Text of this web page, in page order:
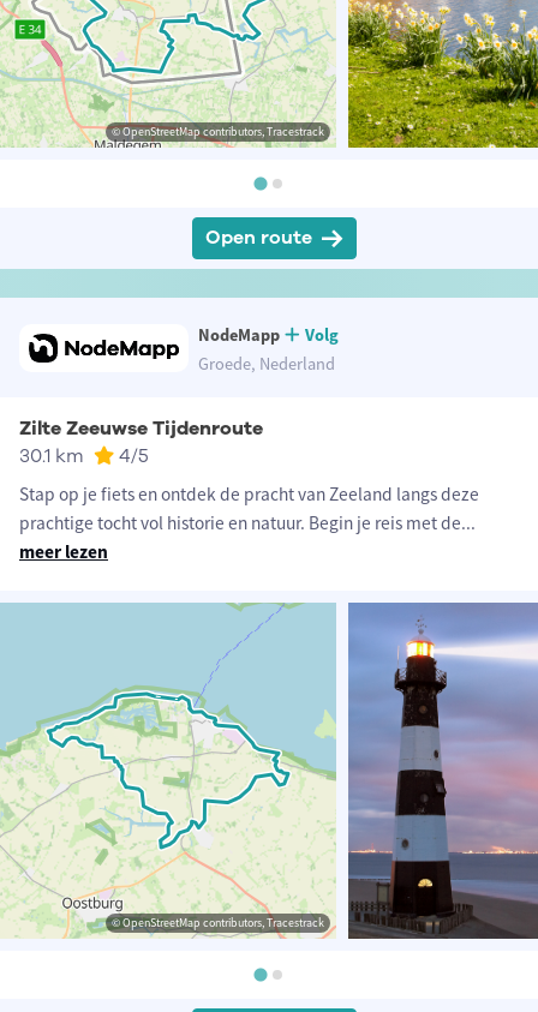
© OpenStreetMap contributors, Tracestrack
Open route
NodeMapp
Volg
Groede, Nederland
Zilte Zeeuwse Tijdenroute
30.1 km 4/5
Stap op je fiets en ontdek de pracht van Zeeland langs deze
prachtige tocht vol historie en natuur. Begin je reis met de...
meer lezen
© OpenStreetMap contributors, Tracestrack